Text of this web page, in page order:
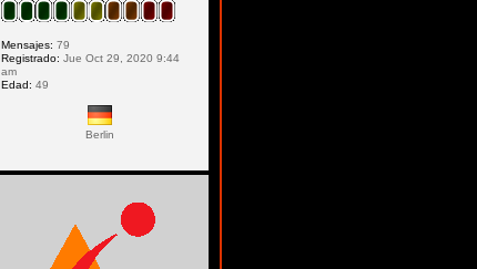
Mensajes: 79
Registrado: Jue Oct 29, 2020 9:44
am
Edad: 49
Berlin